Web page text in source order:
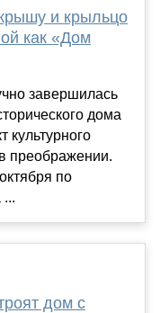
и крыльцо
как «Дом
завершилась
дома
культурного
преображении.
по
...
дом с